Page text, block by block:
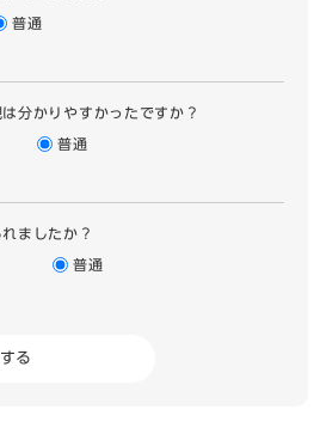
普通
分かりやすかったですか？
普通
ましたか？
普通